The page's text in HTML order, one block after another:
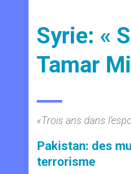
Syrie: «
Tamar
«Trois ans dans
Pakistan: des
terrorisme